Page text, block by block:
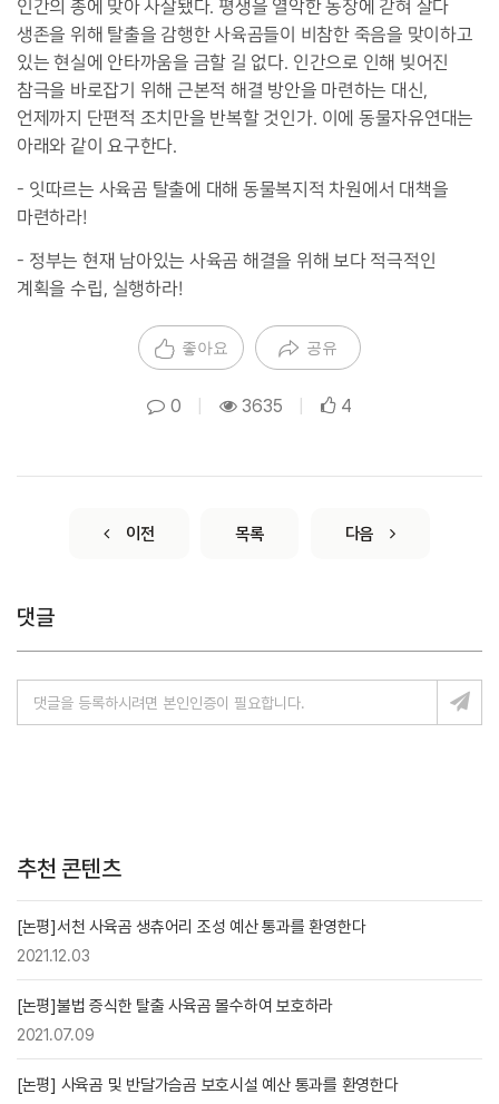
인간의 총에 맞아 사살됐다. 평생을 열악한 농장에 갇혀 살다
생존을 위해 탈출을 감행한 사육곰들이 비참한 죽음을 맞이하고
있는 현실에 안타까움을 금할 길 없다. 인간으로 인해 빚어진
참극을 바로잡기 위해 근본적 해결 방안을 마련하는 대신,
언제까지 단편적 조치만을 반복할 것인가. 이에 동물자유연대는
아래와 같이 요구한다.
- 잇따르는 사육곰 탈출에 대해 동물복지적 차원에서 대책을
마련하라!
- 정부는 현재 남아있는 사육곰 해결을 위해 보다 적극적인
계획을 수립, 실행하라!
좋아요 공유
0 3635 4
이전 목록 다음
댓글
추천 콘텐츠
[논평]서천 사육곰 생츄어리 조성 예산 통과를 환영한다
2021.12.03
[논평]불법 증식한 탈출 사육곰 몰수하여 보호하라
2021.07.09
[논평] 사육곰 및 반달가슴곰 보호시설 예산 통과를 환영한다